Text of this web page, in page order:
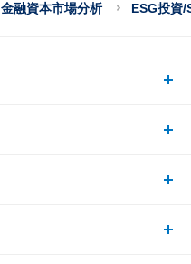
金融資本市場分析 ESG投資/